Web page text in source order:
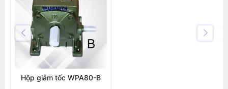
Hộp giảm tốc WPA80-B